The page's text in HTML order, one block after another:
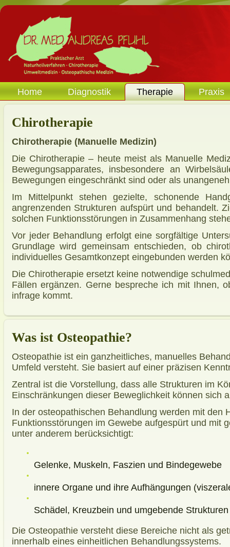
Home Diagnostik Therapie Praxis
Chirotherapie
Chirotherapie (Manuelle Medizin)
Die Chirotherapie – heute meist als Manuelle
Bewegungsapparates, insbesondere an
Bewegungen eingeschränkt sind oder als
Im Mittelpunkt stehen gezielte, schonende
angrenzenden Strukturen aufspürt und behandelt.
solchen Funktionsstörungen in Zusammenhang
Vor jeder Behandlung erfolgt eine sorgfältige
Grundlage wird gemeinsam entschieden, ob
individuelles Gesamtkonzept eingebunden werden
Die Chirotherapie ersetzt keine notwendige
Fällen ergänzen. Gerne bespreche ich mit Ihnen,
infrage kommt.
Was ist Osteopathie?
Osteopathie ist ein ganzheitliches, manuelles
Umfeld versteht. Sie basiert auf einer präzisen
Zentral ist die Vorstellung, dass alle Strukturen im
Einschränkungen dieser Beweglichkeit können sich
In der osteopathischen Behandlung werden mit den
Funktionsstörungen im Gewebe aufgespürt und mit
unter anderem berücksichtigt:
Gelenke, Muskeln, Faszien und Bindegewebe
innere Organe und ihre Aufhängungen
Schädel, Kreuzbein und umgebende
Die Osteopathie versteht diese Bereiche nicht als
innerhalb eines einheitlichen Behandlungssystems.